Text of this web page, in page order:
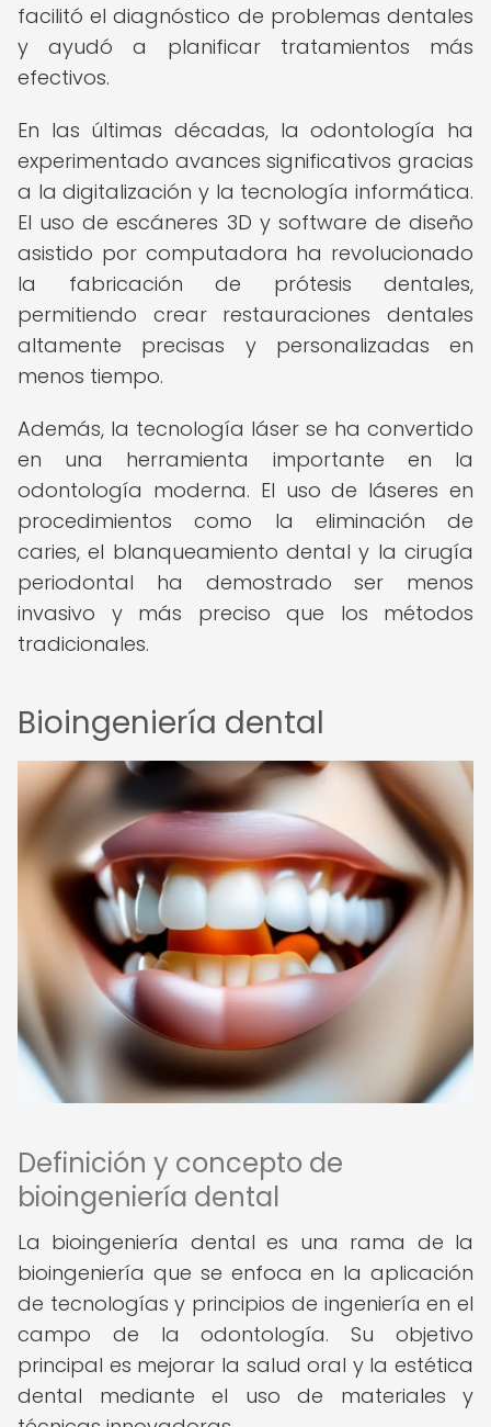
facilitó el diagnóstico de problemas dentales
y ayudó a planificar tratamientos más
efectivos.
En las últimas décadas, la odontología ha
experimentado avances significativos gracias
a la digitalización y la tecnología informática.
El uso de escáneres 3D y software de diseño
asistido por computadora ha revolucionado
la fabricación de prótesis dentales,
permitiendo crear restauraciones dentales
altamente precisas y personalizadas en
menos tiempo.
Además, la tecnología láser se ha convertido
en una herramienta importante en la
odontología moderna. El uso de láseres en
procedimientos como la eliminación de
caries, el blanqueamiento dental y la cirugía
periodontal ha demostrado ser menos
invasivo y más preciso que los métodos
tradicionales.
Bioingeniería dental
Definición y concepto de
bioingeniería dental
La bioingeniería dental es una rama de la
bioingeniería que se enfoca en la aplicación
de tecnologías y principios de ingeniería en el
campo de la odontología. Su objetivo
principal es mejorar la salud oral y la estética
dental mediante el uso de materiales y